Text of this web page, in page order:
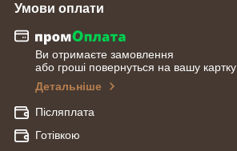
Умови оплати
Ви отримаєте замовлення
або гроші повернуться на вашу картку
Детальніше
Післяплата
Готівкою